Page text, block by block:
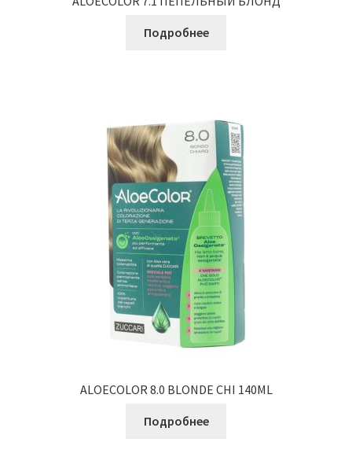
Подробнее
ALOECOLOR 8.0 BLONDE CHI 140ML
Подробнее